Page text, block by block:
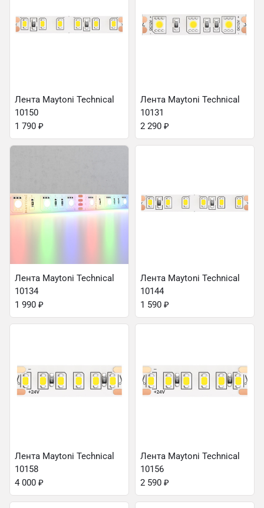
Лента Maytoni Technical
10150
1 790 ₽
Лента Maytoni Technical
10131
2 290 ₽
Лента Maytoni Technical
10134
1 990 ₽
Лента Maytoni Technical
10144
1 590 ₽
Лента Maytoni Technical
10158
4 000 ₽
Лента Maytoni Technical
10156
2 590 ₽